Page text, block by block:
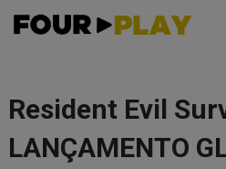
Resident Evil
LANÇAMENTO